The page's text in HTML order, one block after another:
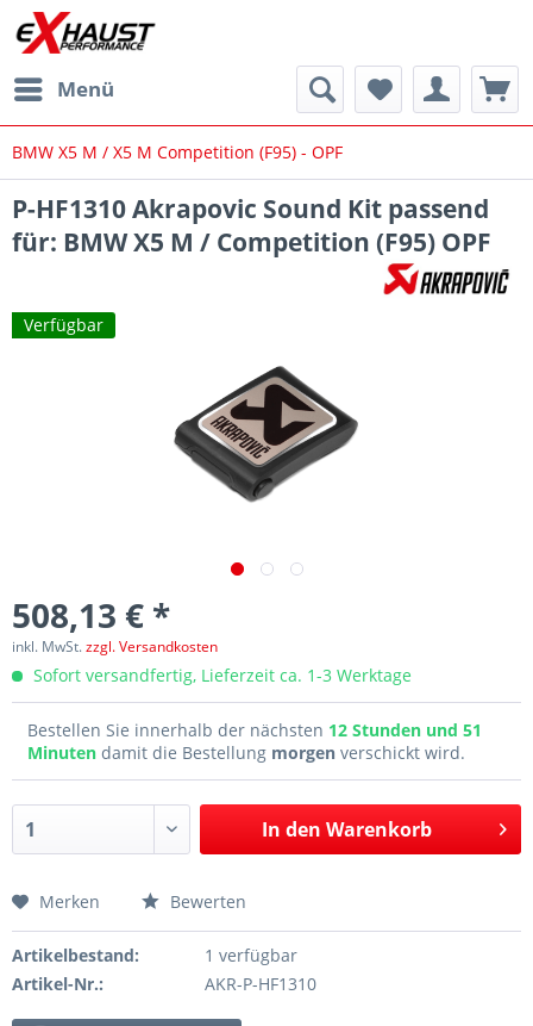
Menü
BMW X5 M / X5 M Competition (F95) - OPF
P-HF1310 Akrapovic Sound Kit passend
für: BMW X5 M / Competition (F95) OPF
Verfügbar
508,13 € *
inkl. MwSt.zzgl. Versandkosten
Sofort versandfertig, Lieferzeit ca. 1-3 Werktage
Bestellen Sie innerhalb der nächsten 12 Stunden und 51
Minuten damit die Bestellung morgen verschickt wird.
In den Warenkorb
Merken Bewerten
Artikelbestand:
1 verfügbar
Artikel-Nr.:
AKR-P-HF1310